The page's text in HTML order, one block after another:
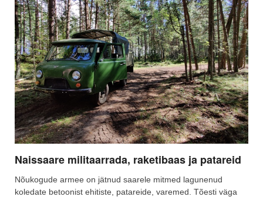
Naissaare militaarrada, raketibaas ja patareid
Nõukogude armee on jätnud saarele mitmed lagunenud
koledate betoonist ehitiste, patareide, varemed. Tõesti väga